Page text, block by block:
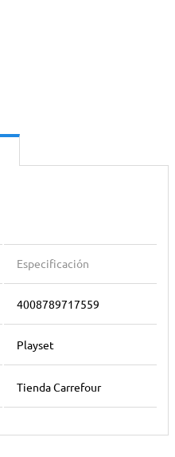
Especificación
4008789717559
Playset
Tienda Carrefour